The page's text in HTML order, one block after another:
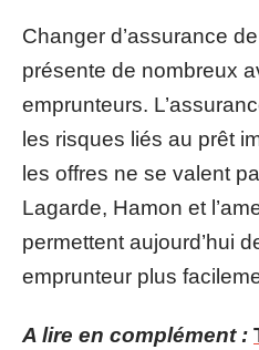
Changer d’assurance
présente de nombreux
emprunteurs.
les risques liés au prêt
les offres ne se valent
Lagarde, Hamon et
permettent aujourd’hui
emprunteur plus
A lire en complément :